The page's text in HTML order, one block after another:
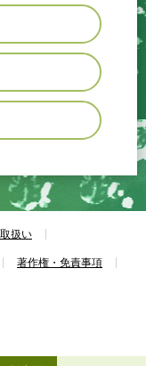
扱い
著作権・免責事項